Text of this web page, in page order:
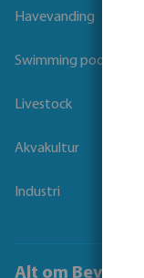
Havevanding
Swimming pool
Livestock
Akvakultur
Industri
Alt om Bevo